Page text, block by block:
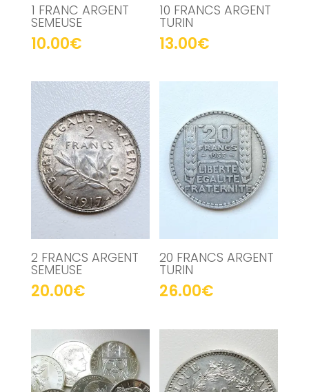
1 FRANC ARGENT
SEMEUSE
10.00€
10 FRANCS ARGENT
TURIN
13.00€
2 FRANCS ARGENT
SEMEUSE
20.00€
20 FRANCS ARGENT
TURIN
26.00€